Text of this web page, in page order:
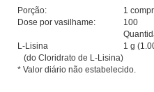
Porção:
1
Dose por vasilhame:
100
* Valor diário não estabelecido.
L-Lisina
(do Cloridrato de L-Lisina)
1 g